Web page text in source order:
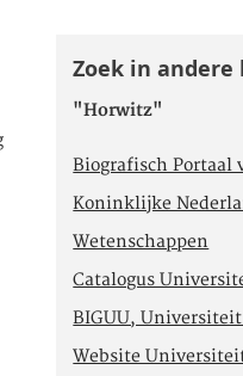
Zoek in
"Horwitz"
Biografisch Portaal
Koninklijke
Wetenschappen
Catalogus
BIGUU,
Website